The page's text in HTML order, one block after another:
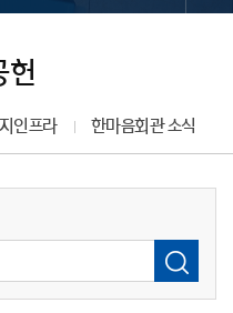
헌
인프라 한마음회관 소식